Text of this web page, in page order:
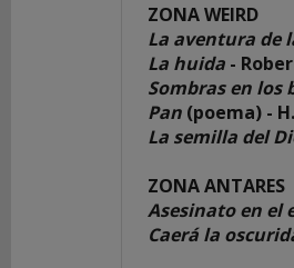
Youtube
ZONA WEIRD
La aventura de
La huida -
Sombras en los
Pan (poema) -
La semilla del
ZONA ANTARES
Asesinato en el
Caerá la